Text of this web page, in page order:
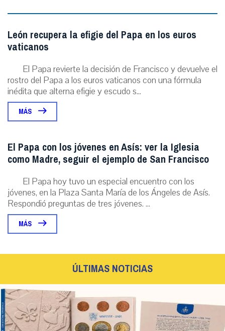
León recupera la efigie del Papa en los euros
vaticanos
El Papa revierte la decisión de Francisco y devuelve el
rostro del Papa a los euros vaticanos con una fórmula
inédita que alterna efigie y escudo s...
MÁS
El Papa con los jóvenes en Asís: ver la Iglesia
como Madre, seguir el ejemplo de San Francisco
El Papa hoy tuvo un especial encuentro con los
jóvenes, en la Plaza Santa María de los Ángeles de Asís.
Respondió preguntas de tres jóvenes. ...
MÁS
ÚLTIMAS NOTICIAS